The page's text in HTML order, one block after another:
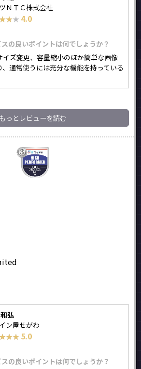
ＮＴＣ株式会社
4.0
の良いポイントは何でしょうか？
イズ変更、容量縮小のほか簡単な画像
通常使うには充分な機能を持っている
もっとレビューを読む
弘
ン屋せがわ
5.0
の良いポイントは何でしょうか？